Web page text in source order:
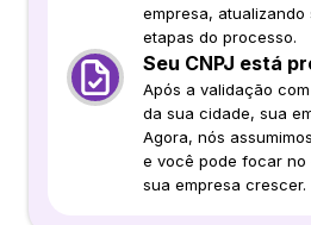
empresa, atualizando
etapas do processo.
Seu CNPJ está
Após a validação
da sua cidade, sua
Agora, nós
e você pode focar no
sua empresa crescer.